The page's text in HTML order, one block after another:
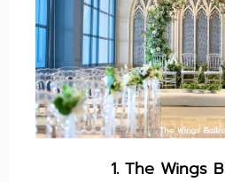
1. The Wings